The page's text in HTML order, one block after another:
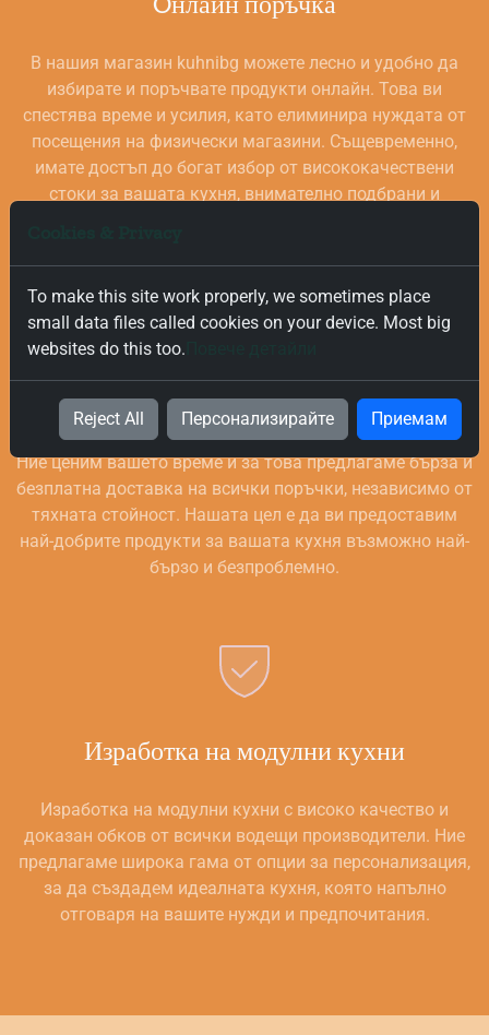
В нашия магазин kuhnibg можете лесно и удобно да
избирате и поръчвате продукти онлайн. Това ви
спестява време и усилия, като елиминира нуждата от
посещения на физически магазини. Същевременно,
имате достъп до богат избор от висококачествени
стоки за вашата кухня, внимателно подбрани и
Безплатна и Бърза Доставка
Ние ценим вашето време и за това предлагаме бърза и
безплатна доставка на всички поръчки, независимо от
тяхната стойност. Нашата цел е да ви предоставим
най-добрите продукти за вашата кухня възможно най-
бързо и безпроблемно.
Изработка на модулни кухни
Изработка на модулни кухни с високо качество и
доказан обков от всички водещи производители. Ние
предлагаме широка гама от опции за персонализация,
за да създадем идеалната кухня, която напълно
отговаря на вашите нужди и предпочитания.
To make this site work properly, we sometimes place
small data files called cookies on your device. Most big
websites do this too.
Reject All Персонализирайте Приемам